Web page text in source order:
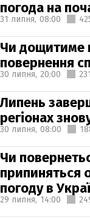
погода на
31 липня, 08:00
Чи дощитиме
повернення
30 липня, 20:00
Липень
регіонах
30 липня, 08:00
Чи
припиняться
погоду в
29 липня, 14:00